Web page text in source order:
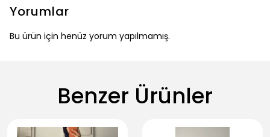
Yorumlar
Bu ürün için henüz yorum yapılmamış.
Benzer Ürünler